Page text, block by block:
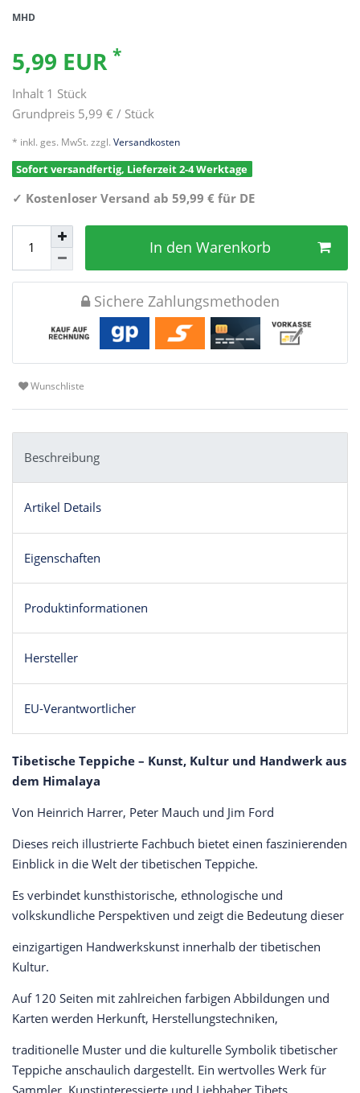
MHD
5,99 EUR *
Inhalt 1 Stück
Grundpreis 5,99 € / Stück
* inkl. ges. MwSt. zzgl. Versandkosten
Sofort versandfertig, Lieferzeit 2-4 Werktage
✓ Kostenloser Versand ab 59,99 € für DE
In den Warenkorb
Sichere Zahlungsmethoden
Wunschliste
Beschreibung
Artikel Details
Eigenschaften
Produktinformationen
Hersteller
EU-Verantwortlicher
Tibetische Teppiche – Kunst, Kultur und Handwerk aus
dem Himalaya
Von Heinrich Harrer, Peter Mauch und Jim Ford
Dieses reich illustrierte Fachbuch bietet einen faszinierenden
Einblick in die Welt der tibetischen Teppiche.
Es verbindet kunsthistorische, ethnologische und
volkskundliche Perspektiven und zeigt die Bedeutung dieser
einzigartigen Handwerkskunst innerhalb der tibetischen
Kultur.
Auf 120 Seiten mit zahlreichen farbigen Abbildungen und
Karten werden Herkunft, Herstellungstechniken,
traditionelle Muster und die kulturelle Symbolik tibetischer
Teppiche anschaulich dargestellt. Ein wertvolles Werk für